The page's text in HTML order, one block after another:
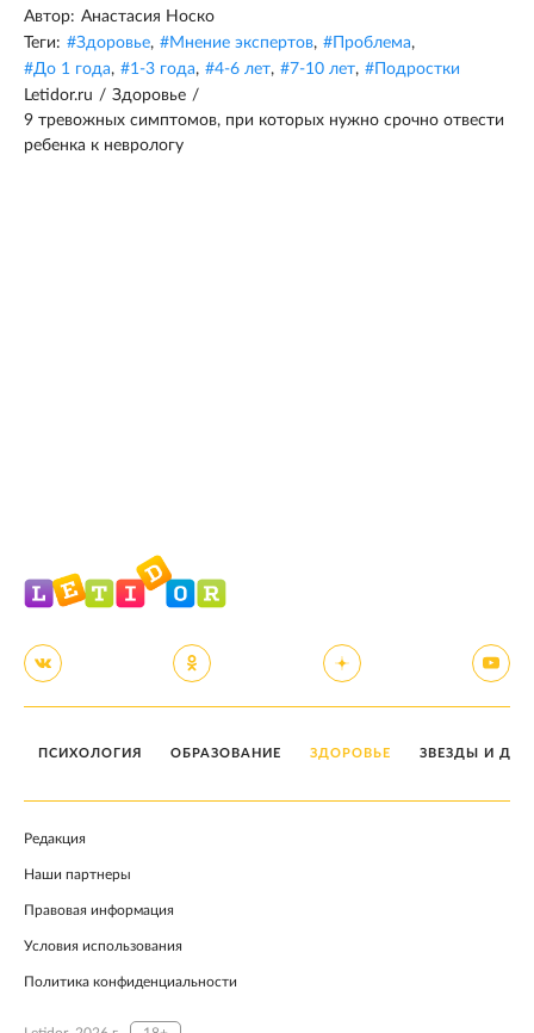
Автор: Анастасия Носко
Теги: #Здоровье, #Мнение экспертов, # Проблема,
#До 1 года, #1-3 года, #4-6 лет, #7-10 лет, # Подростки
Letidor.ru / Здоровье /
9 тревожных симптомов, при которых нужно срочно отвести
ребенка к неврологу
ПСИХОЛОГИЯ ОБРАЗОВАНИЕ ЗДОРОВЬЕ ЗВЕЗДЫ И
Редакция
Наши партнеры
Правовая информация
Условия использования
Политика конфиденциальности